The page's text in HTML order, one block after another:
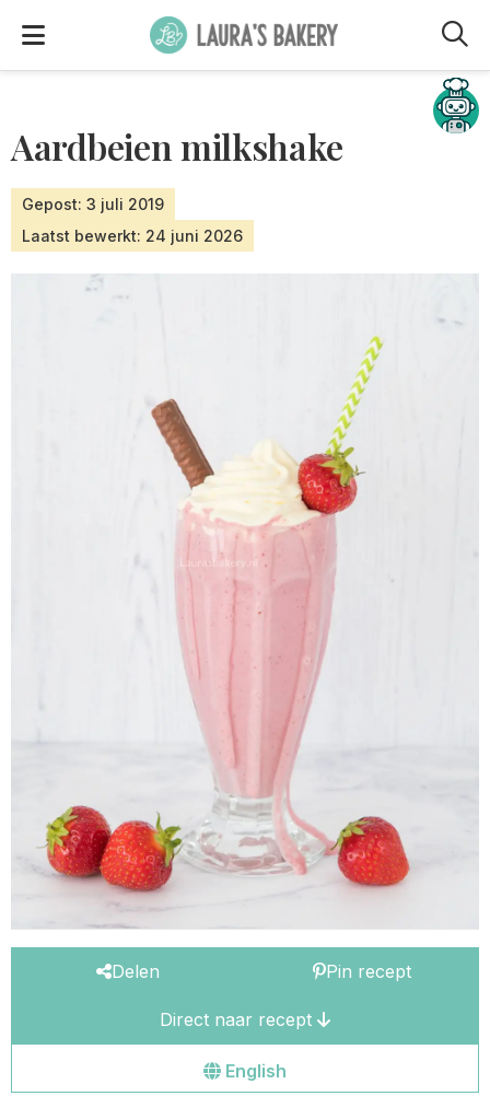
Aardbeien milkshake
Gepost: 3 juli 2019
Laatst bewerkt: 24 juni 2026
Delen Pin recept
English
Direct naar recept